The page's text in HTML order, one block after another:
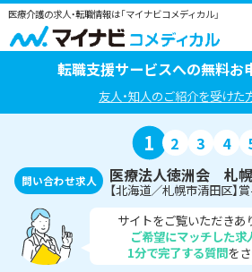
医療介護の求人・転職情報は「マイナビコメディカル」
転職支援サービスへの無料お
友人・知人のご紹介を受けた
1 2 3 4
問い合わせ求人 医療法人徳洲会 札
サイトをご覧いただきあ
ご希望にマッチした求
1分で完了する質問を